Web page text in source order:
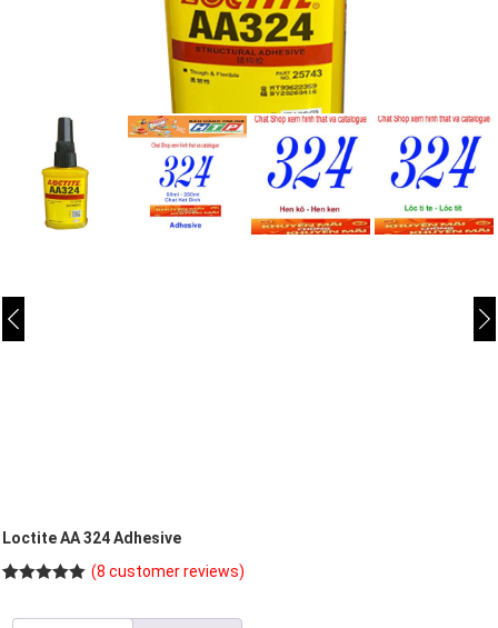
Loctite AA 324 Adhesive
(8 customer reviews)